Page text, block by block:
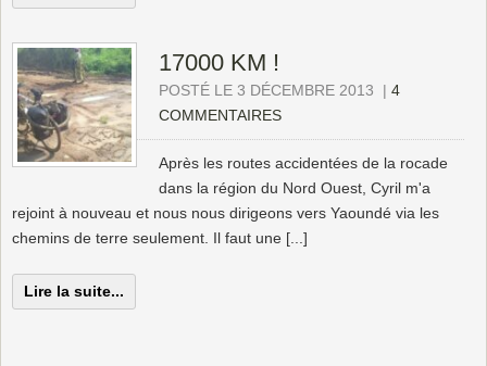
17000 KM !
POSTÉ LE 3 DÉCEMBRE 2013 | 4
COMMENTAIRES
Après les routes accidentées de la rocade
dans la région du Nord Ouest, Cyril m'a
rejoint à nouveau et nous nous dirigeons vers Yaoundé via les
chemins de terre seulement. Il faut une [...]
Lire la suite...